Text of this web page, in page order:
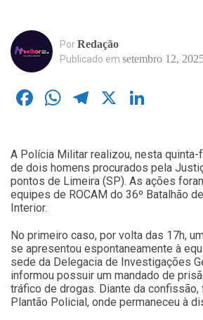
PorRedação
Publicado em setembro 12,
Facebook
WhatsApp
Telegram
X
A Polícia Militar realizou, nesta quinta-
de dois homens procurados pela
pontos de Limeira (SP). As ações
equipes de ROCAM do 36º Batalhão
Interior.
No primeiro caso, por volta das 17h,
se apresentou espontaneamente à
sede da Delegacia de Investigações
informou possuir um mandado de
tráfico de drogas. Diante da
Plantão Policial, onde permaneceu à